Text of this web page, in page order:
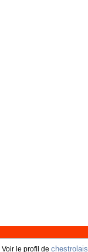
Voir le profil de chestrolais